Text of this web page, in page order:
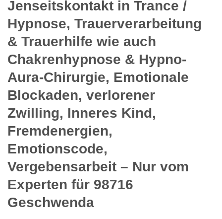
Jenseitskontakt in Trance /
Hypnose, Trauerverarbeitung
& Trauerhilfe wie auch
Chakrenhypnose & Hypno-
Aura-Chirurgie, Emotionale
Blockaden, verlorener
Zwilling, Inneres Kind,
Fremdenergien,
Emotionscode,
Vergebensarbeit – Nur vom
Experten für 98716
Geschwenda